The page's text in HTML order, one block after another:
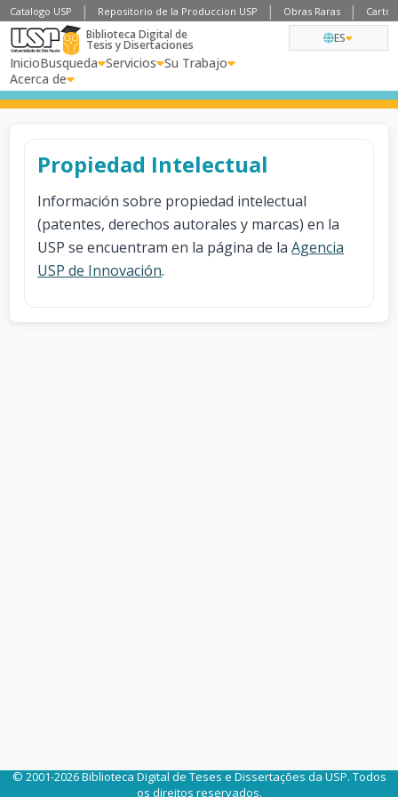
Catalogo USP Repositorio de la Produccion USP Obras Raras
Biblioteca Digital de
Tesis y Disertaciones
InicioBusqueda Servicios Su Trabajo
Acerca de
ES
Propiedad Intelectual
Información sobre propiedad intelectual
(patentes, derechos autorales y marcas) en la
USP se encuentram en la página de laAgencia
USP de Innovación.
© 2001-2026 Biblioteca Digital de Teses e Dissertações da USP. Todos
os direitos reservados.